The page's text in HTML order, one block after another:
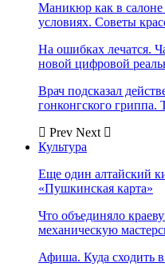
Маникюр как в
условиях. Советы
На ошибках лечатся.
новой цифровой
Врач подсказал
гонконгского
Prev Next
Культура
Еще один алтайский
«Пушкинская карта»
Что объединяло
механическую
Афиша. Куда сходить